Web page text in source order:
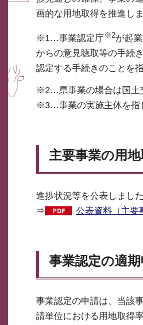
画的な用地取得を推進しま
※1…事業認定庁※2が起
からの意見聴取等の手続
認定する手続きのことを指
※2…県事業の場合は国土
※3…事業の実施主体を指
主要事業の用
進捗状況等を公表しまし
⇒
公表資料（主要
事業認定の適
事業認定の申請は、当該
請単位における用地取得